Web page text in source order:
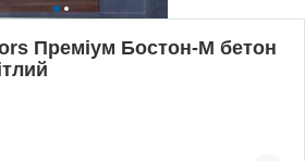
Преміум Бостон-М бетон